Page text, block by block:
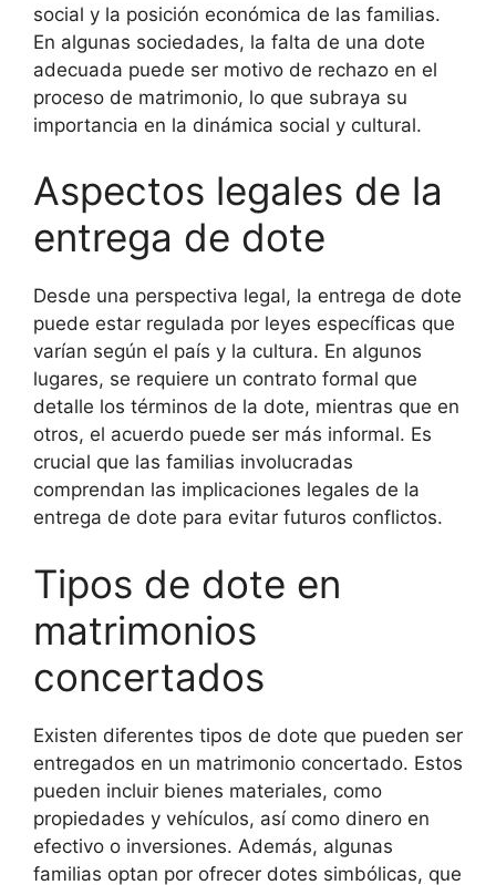
social y la posición económica de las familias.
En algunas sociedades, la falta de una dote
adecuada puede ser motivo de rechazo en el
proceso de matrimonio, lo que subraya su
importancia en la dinámica social y cultural.
Aspectos legales de la
entrega de dote
Desde una perspectiva legal, la entrega de dote
puede estar regulada por leyes específicas que
varían según el país y la cultura. En algunos
lugares, se requiere un contrato formal que
detalle los términos de la dote, mientras que en
otros, el acuerdo puede ser más informal. Es
crucial que las familias involucradas
comprendan las implicaciones legales de la
entrega de dote para evitar futuros conflictos.
Tipos de dote en
matrimonios
concertados
Existen diferentes tipos de dote que pueden ser
entregados en un matrimonio concertado. Estos
pueden incluir bienes materiales, como
propiedades y vehículos, así como dinero en
efectivo o inversiones. Además, algunas
familias optan por ofrecer dotes simbólicas, que